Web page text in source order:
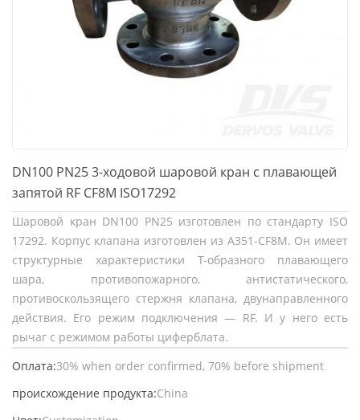
DN100 PN25 3-ходовой шаровой кран с плавающей
запятой RF CF8M ISO17292
Шаровой кран DN100 PN25 изготовлен по стандарту ISO
17292. Корпус клапана изготовлен из A351-CF8M. Он имеет
структурные характеристики Т-образного плавающего
шара, противопожарного, антистатического,
противоскользящего стержня клапана, двунаправленного
действия. Его режим подключения — RF. И у него есть
рычаг с режимом работы циферблата.
Оплата:30% when order confirmed, 70% before shipment
происхождение продукта:China